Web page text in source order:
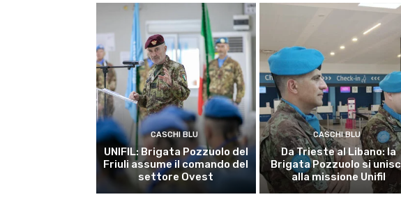
CASCHI BLU
UNIFIL: Brigata Pozzuolo del
Friuli assume il comando del
settore Ovest
CASCHI BLU
Da Trieste al Libano: la
Brigata Pozzuolo si
alla missione Unifil